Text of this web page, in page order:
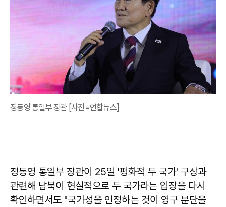
정동영 통일부 장관 [사진=연합뉴스]
정동영 통일부 장관이 25일 '평화적 두 국가' 구상과
관련해 남북이 현실적으로 두 국가라는 입장을 다시
확인하면서도 "국가성을 인정하는 것이 영구 분단을